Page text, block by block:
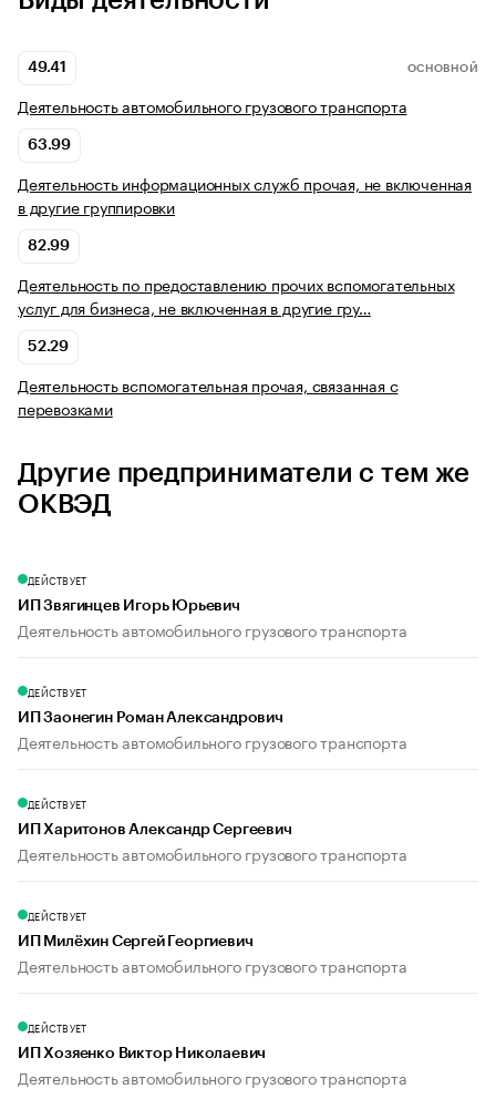
49.41 ОСНОВНОЙ
Деятельность автомобильного грузового транспорта
63.99
Деятельность информационных служб прочая, не включенная
в другие группировки
82.99
Деятельность по предоставлению прочих вспомогательных
услуг для бизнеса, не включенная в другие гру…
52.29
Деятельность вспомогательная прочая, связанная с
перевозками
Другие предприниматели с тем же
ОКВЭД
ДЕЙСТВУЕТ
ИП Звягинцев Игорь Юрьевич
Деятельность автомобильного грузового транспорта
ДЕЙСТВУЕТ
ИП Заонегин Роман Александрович
Деятельность автомобильного грузового транспорта
ДЕЙСТВУЕТ
ИП Харитонов Александр Сергеевич
Деятельность автомобильного грузового транспорта
ДЕЙСТВУЕТ
ИП Милёхин Сергей Георгиевич
Деятельность автомобильного грузового транспорта
ДЕЙСТВУЕТ
ИП Хозяенко Виктор Николаевич
Деятельность автомобильного грузового транспорта